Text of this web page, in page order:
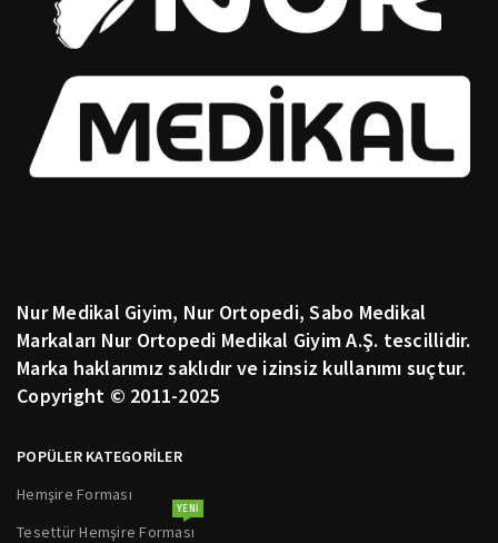
Nur Medikal Giyim, Nur Ortopedi, Sabo Medikal
Markaları Nur Ortopedi Medikal Giyim A.Ş. tescillidir.
Marka haklarımız saklıdır ve izinsiz kullanımı suçtur.
Copyright © 2011-2025
POPÜLER KATEGORİLER
Hemşire Forması
Tesettür Hemşire Forması
YENI